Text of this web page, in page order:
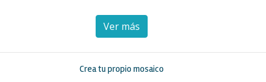
Ver más
Crea tu propio mosaico